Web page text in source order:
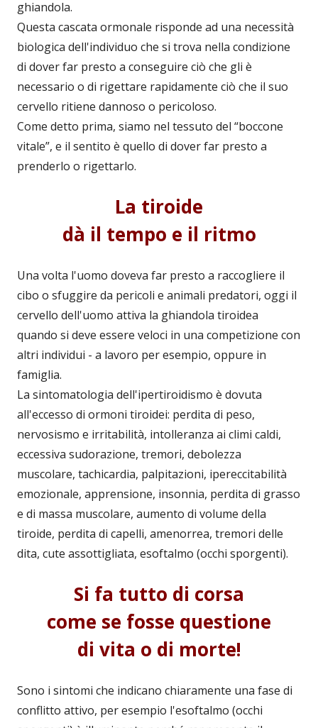
ghiandola.
Questa cascata ormonale risponde ad una necessità
biologica dell'individuo che si trova nella condizione
di dover far presto a conseguire ciò che gli è
necessario o di rigettare rapidamente ciò che il suo
cervello ritiene dannoso o pericoloso.
Come detto prima, siamo nel tessuto del “boccone
vitale”, e il sentito è quello di dover far presto a
prenderlo o rigettarlo.
La tiroide
dà il tempo e il ritmo
Una volta l'uomo doveva far presto a raccogliere il
cibo o sfuggire da pericoli e animali predatori, oggi il
cervello dell'uomo attiva la ghiandola tiroidea
quando si deve essere veloci in una competizione con
altri individui - a lavoro per esempio, oppure in
famiglia.
La sintomatologia dell'ipertiroidismo è dovuta
all'eccesso di ormoni tiroidei: perdita di peso,
nervosismo e irritabilità, intolleranza ai climi caldi,
eccessiva sudorazione, tremori, debolezza
muscolare, tachicardia, palpitazioni, ipereccitabilità
emozionale, apprensione, insonnia, perdita di grasso
e di massa muscolare, aumento di volume della
tiroide, perdita di capelli, amenorrea, tremori delle
dita, cute assottigliata, esoftalmo (occhi sporgenti).
Si fa tutto di corsa
come se fosse questione
di vita o di morte!
Sono i sintomi che indicano chiaramente una fase di
conflitto attivo, per esempio l'esoftalmo (occhi